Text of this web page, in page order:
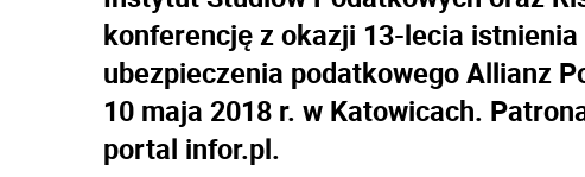
konferencję z okazji 13-lecia
ubezpieczenia podatkowego Allianz
10 maja 2018 r. w Katowicach.
portal infor.pl.